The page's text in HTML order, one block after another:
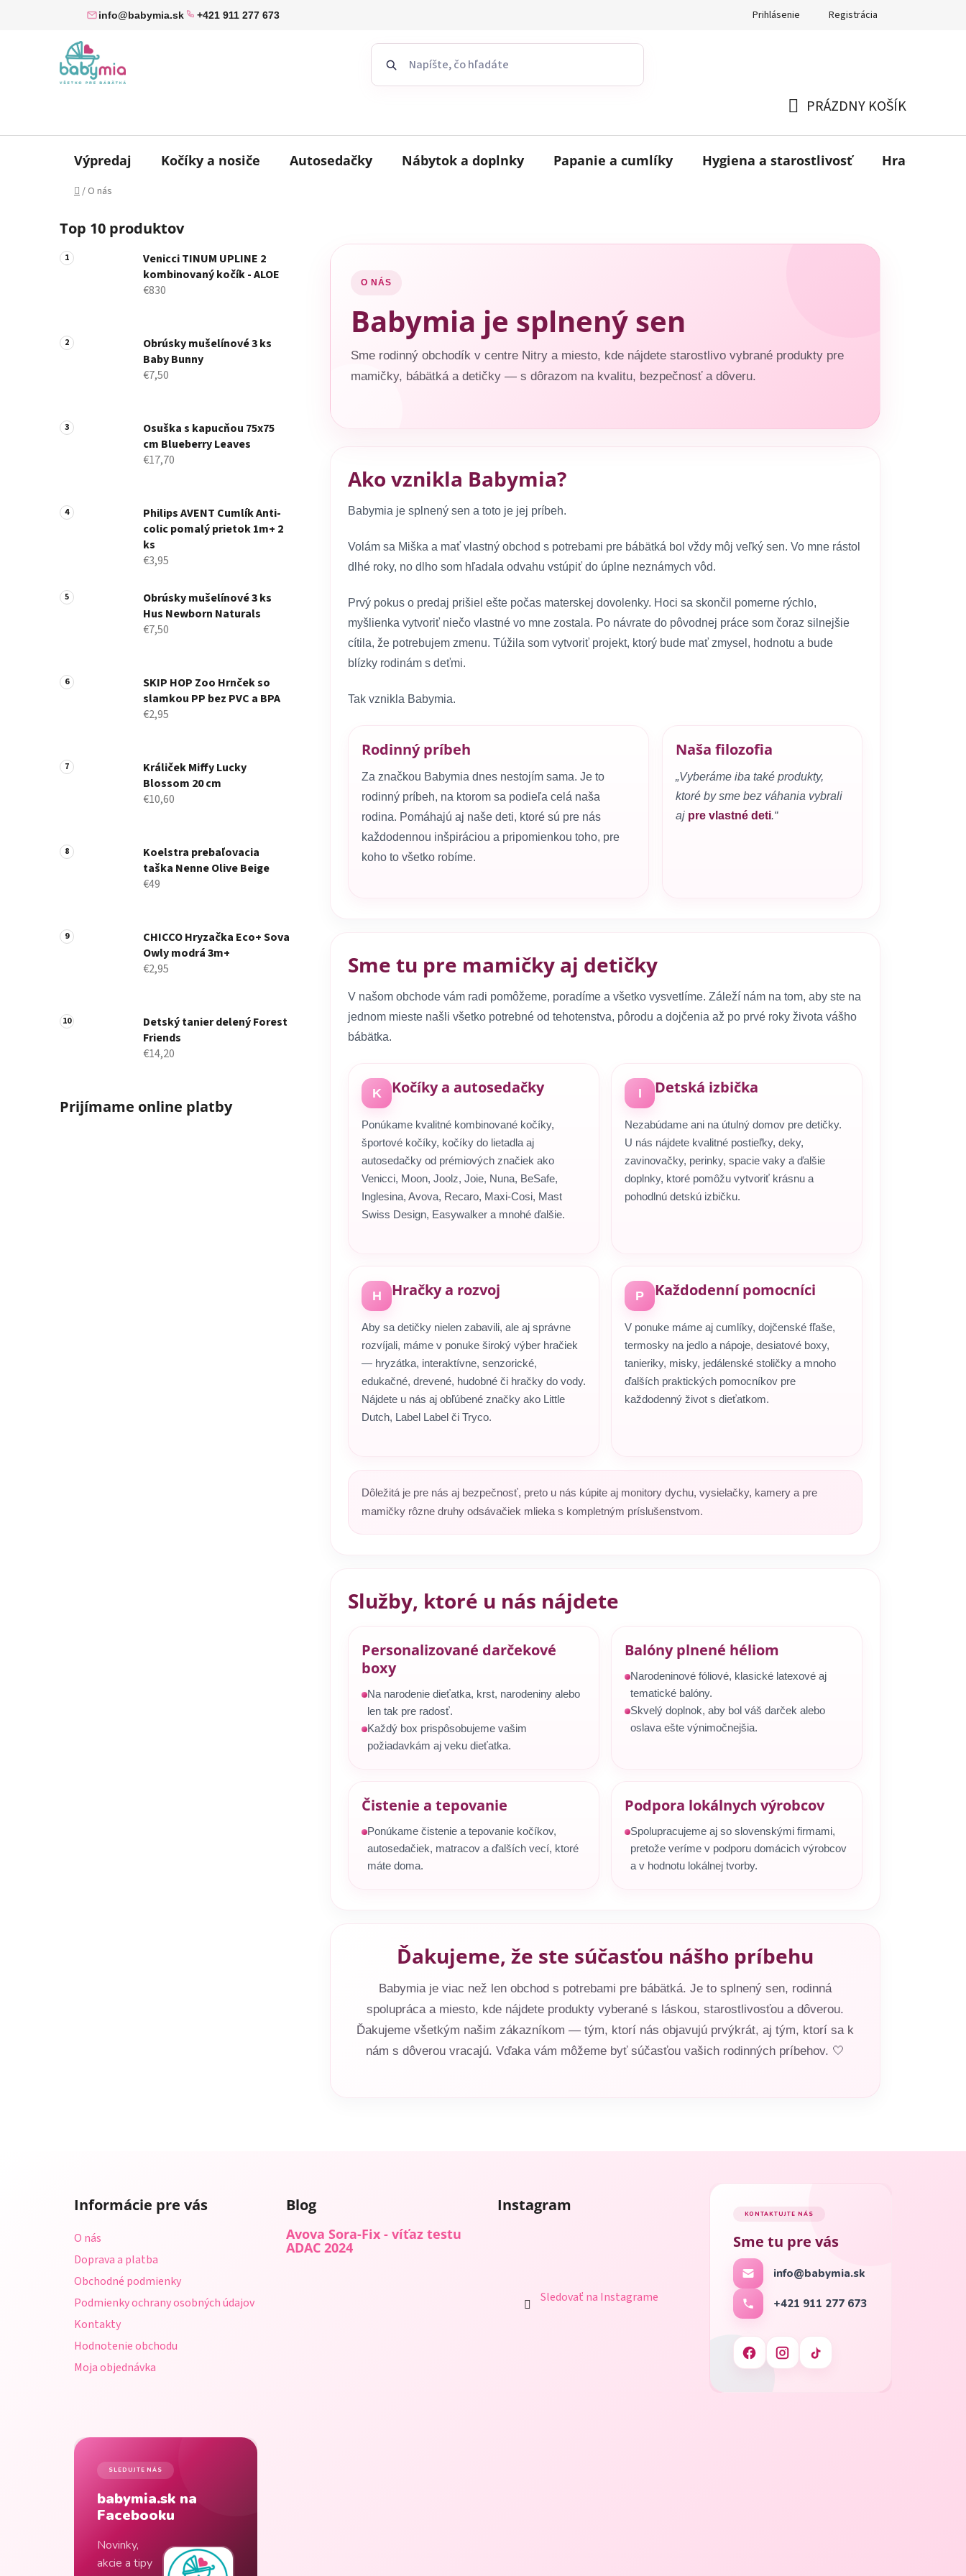
info@babymia.sk +421 911 277 673 Prihlásenie Registrácia
KOŠÍK
PRÁZDNY KOŠÍK
Výpredaj Kočíky a nosiče Autosedačky Nábytok a doplnky Papanie a cumlíky Hygiena a starostlivosť Hračky
Domov
/ O nás
o
č
n
n
Top 10 produktov
Venicci TINUM UPLINE 2
kombinovaný kočík - ALOE
€830
Obrúsky mušelínové 3 ks
Baby Bunny
€7,50
Osuška s kapucňou 75x75
cm Blueberry Leaves
€17,70
Philips AVENT Cumlík Anti-
colic pomalý prietok 1m+ 2
ks
€3,95
Obrúsky mušelínové 3 ks
Hus Newborn Naturals
€7,50
SKIP HOP Zoo Hrnček so
slamkou PP bez PVC a BPA
€2,95
Králiček Miffy Lucky
Blossom 20 cm
€10,60
Koelstra prebaľovacia
taška Nenne Olive Beige
€49
CHICCO Hryzačka Eco+ Sova
Owly modrá 3m+
€2,95
Detský tanier delený Forest
Friends
€14,20
Prijímame online platby
O NÁS
Babymia je splnený sen
Sme rodinný obchodík v centre Nitry a miesto, kde nájdete starostlivo vybrané produkty pre
mamičky, bábätká a detičky — s dôrazom na kvalitu, bezpečnosť a dôveru.
Ako vznikla Babymia?
Babymia je splnený sen a toto je jej príbeh.
Volám sa Miška a mať vlastný obchod s potrebami pre bábätká bol vždy môj veľký sen. Vo mne rástol
dlhé roky, no dlho som hľadala odvahu vstúpiť do úplne neznámych vôd.
Prvý pokus o predaj prišiel ešte počas materskej dovolenky. Hoci sa skončil pomerne rýchlo,
myšlienka vytvoriť niečo vlastné vo mne zostala. Po návrate do pôvodnej práce som čoraz silnejšie
cítila, že potrebujem zmenu. Túžila som vytvoriť projekt, ktorý bude mať zmysel, hodnotu a bude
blízky rodinám s deťmi.
Tak vznikla Babymia.
Rodinný príbeh
Za značkou Babymia dnes nestojím sama. Je to
rodinný príbeh, na ktorom sa podieľa celá naša
rodina. Pomáhajú aj naše deti, ktoré sú pre nás
každodennou inšpiráciou a pripomienkou toho, pre
koho to všetko robíme.
Naša filozofia
„Vyberáme iba také produkty,
ktoré by sme bez váhania vybrali
aj pre vlastné deti.“
Sme tu pre mamičky aj detičky
V našom obchode vám radi pomôžeme, poradíme a všetko vysvetlíme. Záleží nám na tom, aby ste na
jednom mieste našli všetko potrebné od tehotenstva, pôrodu a dojčenia až po prvé roky života vášho
bábätka.
K Kočíky a autosedačky
Ponúkame kvalitné kombinované kočíky,
športové kočíky, kočíky do lietadla aj
autosedačky od prémiových značiek ako
Venicci, Moon, Joolz, Joie, Nuna, BeSafe,
Inglesina, Avova, Recaro, Maxi-Cosi, Mast
Swiss Design, Easywalker a mnohé ďalšie.
I Detská izbička
Nezabúdame ani na útulný domov pre detičky.
U nás nájdete kvalitné postieľky, deky,
zavinovačky, perinky, spacie vaky a ďalšie
doplnky, ktoré pomôžu vytvoriť krásnu a
pohodlnú detskú izbičku.
H Hračky a rozvoj
Aby sa detičky nielen zabavili, ale aj správne
rozvíjali, máme v ponuke široký výber hračiek
— hryzátka, interaktívne, senzorické,
edukačné, drevené, hudobné či hračky do vody.
Nájdete u nás aj obľúbené značky ako Little
Dutch, Label Label či Tryco.
P Každodenní pomocníci
V ponuke máme aj cumlíky, dojčenské fľaše,
termosky na jedlo a nápoje, desiatové boxy,
tanieriky, misky, jedálenské stoličky a mnoho
ďalších praktických pomocníkov pre
každodenný život s dieťatkom.
Dôležitá je pre nás aj bezpečnosť, preto u nás kúpite aj monitory dychu, vysielačky, kamery a pre
mamičky rôzne druhy odsávačiek mlieka s kompletným príslušenstvom.
Služby, ktoré u nás nájdete
Personalizované darčekové
boxy
Na narodenie dieťatka, krst, narodeniny alebo
len tak pre radosť.
Každý box prispôsobujeme vašim
požiadavkám aj veku dieťatka.
Balóny plnené héliom
Narodeninové fóliové, klasické latexové aj
tematické balóny.
Skvelý doplnok, aby bol váš darček alebo
oslava ešte výnimočnejšia.
Čistenie a tepovanie
Ponúkame čistenie a tepovanie kočíkov,
autosedačiek, matracov a ďalších vecí, ktoré
máte doma.
Podpora lokálnych výrobcov
Spolupracujeme aj so slovenskými firmami,
pretože veríme v podporu domácich výrobcov
a v hodnotu lokálnej tvorby.
Ďakujeme, že ste súčasťou nášho príbehu
Babymia je viac než len obchod s potrebami pre bábätká. Je to splnený sen, rodinná
spolupráca a miesto, kde nájdete produkty vyberané s láskou, starostlivosťou a dôverou.
Ďakujeme všetkým našim zákazníkom — tým, ktorí nás objavujú prvýkrát, aj tým, ktorí sa k
nám s dôverou vracajú. Vďaka vám môžeme byť súčasťou vašich rodinných príbehov. 🤍
Informácie pre vás
O nás
Doprava a platba
Obchodné podmienky
Podmienky ochrany osobných údajov
Kontakty
Hodnotenie obchodu
Moja objednávka
Blog
Avova Sora-Fix - víťaz testu
ADAC 2024
Instagram
Sledovať na Instagrame
KONTAKTUJTE NÁS
Sme tu pre vás
info@babymia.sk
+421 911 277 673
SLEDUJTE NÁS
babymia.sk na
Facebooku
Novinky,
akcie a tipy